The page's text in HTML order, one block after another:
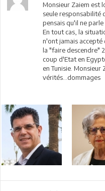
Monsieur Zaiem est
seule responsabilité
pensais qu'il ne parle
En tout cas, la
n'ont jamais
la "faire descendre"
coup d'Etat en
en Tunisie. Monsieur
vérités...dommages